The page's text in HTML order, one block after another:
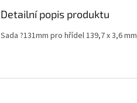
Detailní popis produktu
Sada ?131mm pro hřídel 139,7 x 3,6 mm